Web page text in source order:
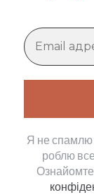
Я не спамлю
роблю